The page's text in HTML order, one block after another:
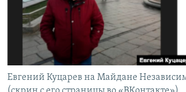
Евгений Куцарев на Майдане